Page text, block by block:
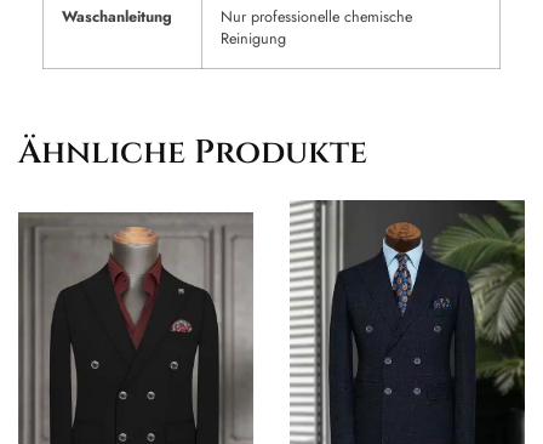
Waschanleitung
Nur professionelle chemische
Reinigung
Ähnliche Produkte